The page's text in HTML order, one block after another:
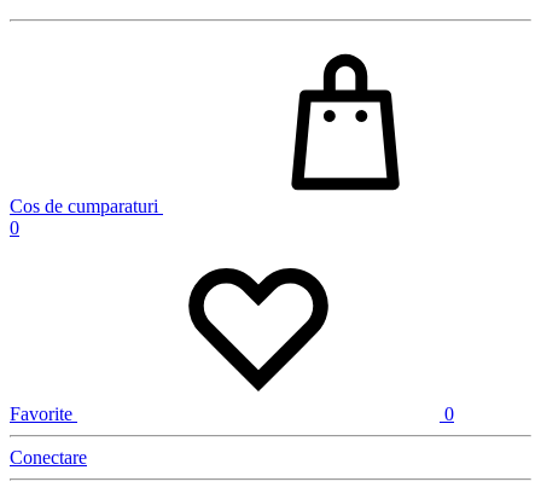
Cos de cumparaturi
0
Favorite 0
Conectare